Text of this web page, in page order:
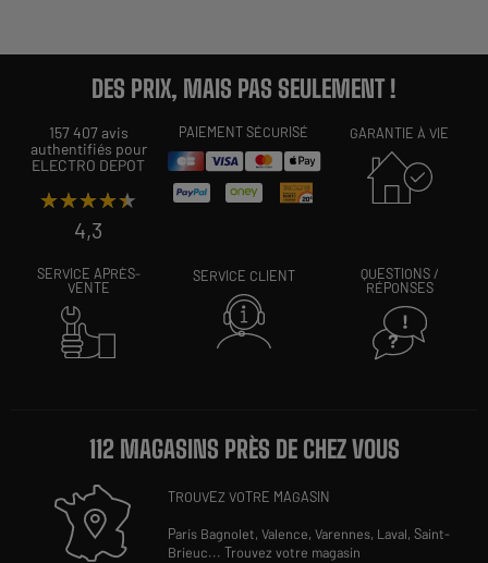
DES PRIX, MAIS PAS SEULEMENT !
157 407 avis
authentifiés pour
ELECTRO DEPOT
★★★★★
★★★★★
4,3
PAIEMENT SÉCURISÉ GARANTIE À VIE
SERVICE APRÈS-
VENTE
SERVICE CLIENT
QUESTIONS /
RÉPONSES
112 MAGASINS PRÈS DE CHEZ VOUS
TROUVEZ VOTRE MAGASIN
Paris Bagnolet,Valence,Varennes, Laval,Saint-
Brieuc...Trouvez votre magasin